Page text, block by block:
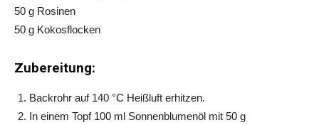
50 g Rosinen
50 g Kokosflocken
Zubereitung:
Backrohr auf 140 °C Heißluft erhitzen.
In einem Topf 100 ml Sonnenblumenöl mit 50 g